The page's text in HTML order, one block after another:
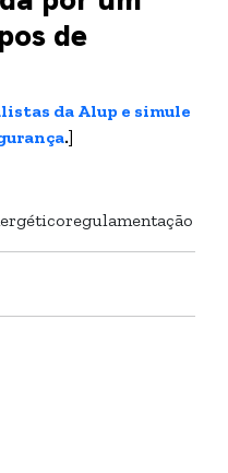
de
da Alup e simule
.]
regulamentação